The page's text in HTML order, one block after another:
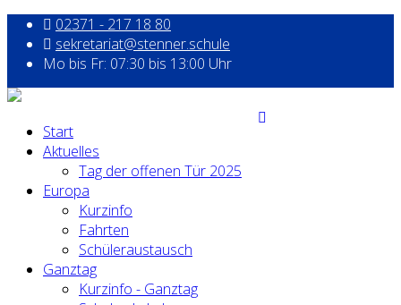
02371 - 217 18 80
sekretariat@stenner.schule
Mo bis Fr: 07:30 bis 13:00 Uhr
Start
Aktuelles
Tag der offenen Tür 2025
Europa
Kurzinfo
Fahrten
Schüleraustausch
Ganztag
Kurzinfo - Ganztag